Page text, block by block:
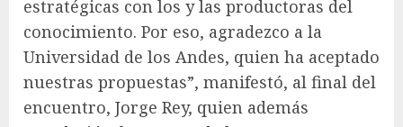
estratégicas con los y las productoras del
conocimiento. Por eso, agradezco a la
Universidad de los Andes, quien ha aceptado
nuestras propuestas”, manifestó, al final del
encuentro, Jorge Rey, quien además